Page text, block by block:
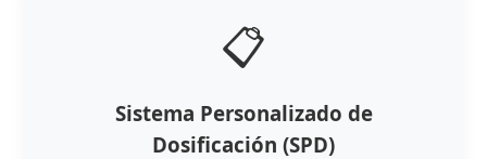
📋
Sistema Personalizado de
Dosificación (SPD)